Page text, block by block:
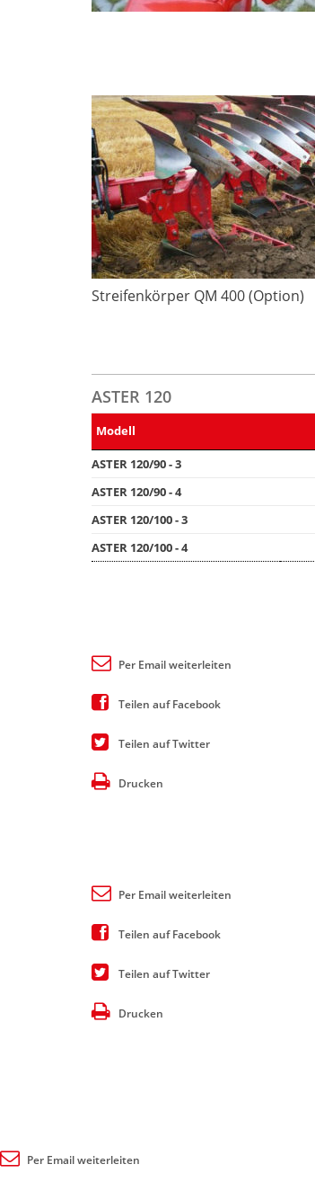
Streifenkörper QM 400 (Option)
ASTER 120
Modell
ASTER 120/90 - 3
ASTER 120/90 - 4
ASTER 120/100 - 3
ASTER 120/100 - 4
Per Email weiterleiten
Teilen auf Facebook
Teilen auf Twitter
Drucken
Per Email weiterleiten
Teilen auf Facebook
Teilen auf Twitter
Drucken
Per Email weiterleiten